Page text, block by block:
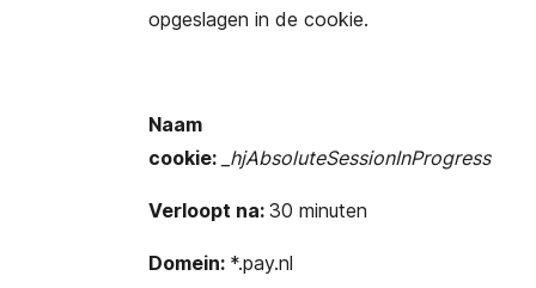
opgeslagen in de cookie.
Naam
cookie: _hjAbsoluteSessionInProgress
Verloopt na: 30 minuten
Domein: *.pay.nl